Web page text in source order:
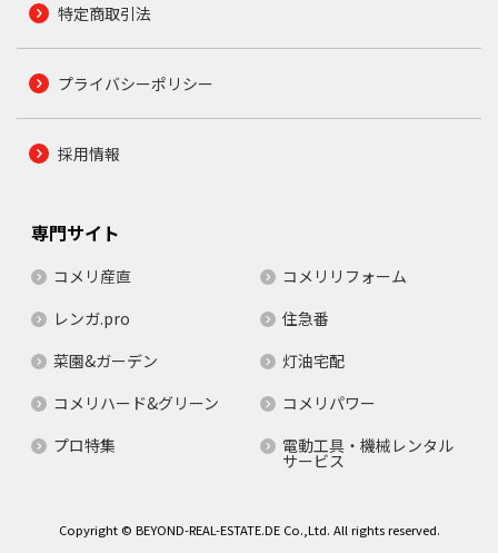
特定商取引法
プライバシーポリシー
採用情報
専門サイト
コメリ産直
コメリリフォーム
レンガ.pro
住急番
菜園&ガーデン
灯油宅配
コメリハード&グリーン
コメリパワー
プロ特集
電動工具・機械レンタル
サービス
Copyright © BEYOND-REAL-ESTATE.DE Co.,Ltd. All rights reserved.